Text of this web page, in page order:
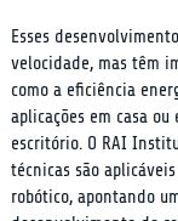
Esses
velocidade, mas têm
como a eficiência
aplicações em casa
escritório. O RAI
técnicas são
robótico, apontando